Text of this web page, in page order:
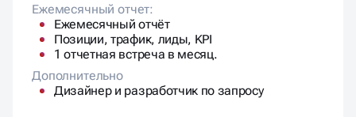
Ежемесячный отчет:
Ежемесячный отчёт
Позиции, трафик, лиды, KPI
1 отчетная встреча в месяц.
Дополнительно
Дизайнер и разработчик по запросу